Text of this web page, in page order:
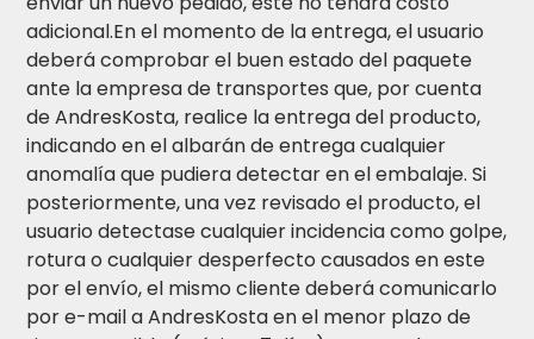
adicional.En el momento de la entrega, el usuario
deberá comprobar el buen estado del paquete
ante la empresa de transportes que, por cuenta
de AndresKosta, realice la entrega del producto,
indicando en el albarán de entrega cualquier
anomalía que pudiera detectar en el embalaje. Si
posteriormente, una vez revisado el producto, el
usuario detectase cualquier incidencia como golpe,
rotura o cualquier desperfecto causados en este
por el envío, el mismo cliente deberá comunicarlo
por e-mail a AndresKosta en el menor plazo de